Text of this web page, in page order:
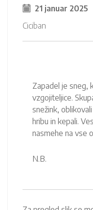
21 januar 2025
Ciciban
Zapadel je sneg,
vzgojiteljice.
snežink,
hribu in kepali.
nasmehe na vse
N.B.